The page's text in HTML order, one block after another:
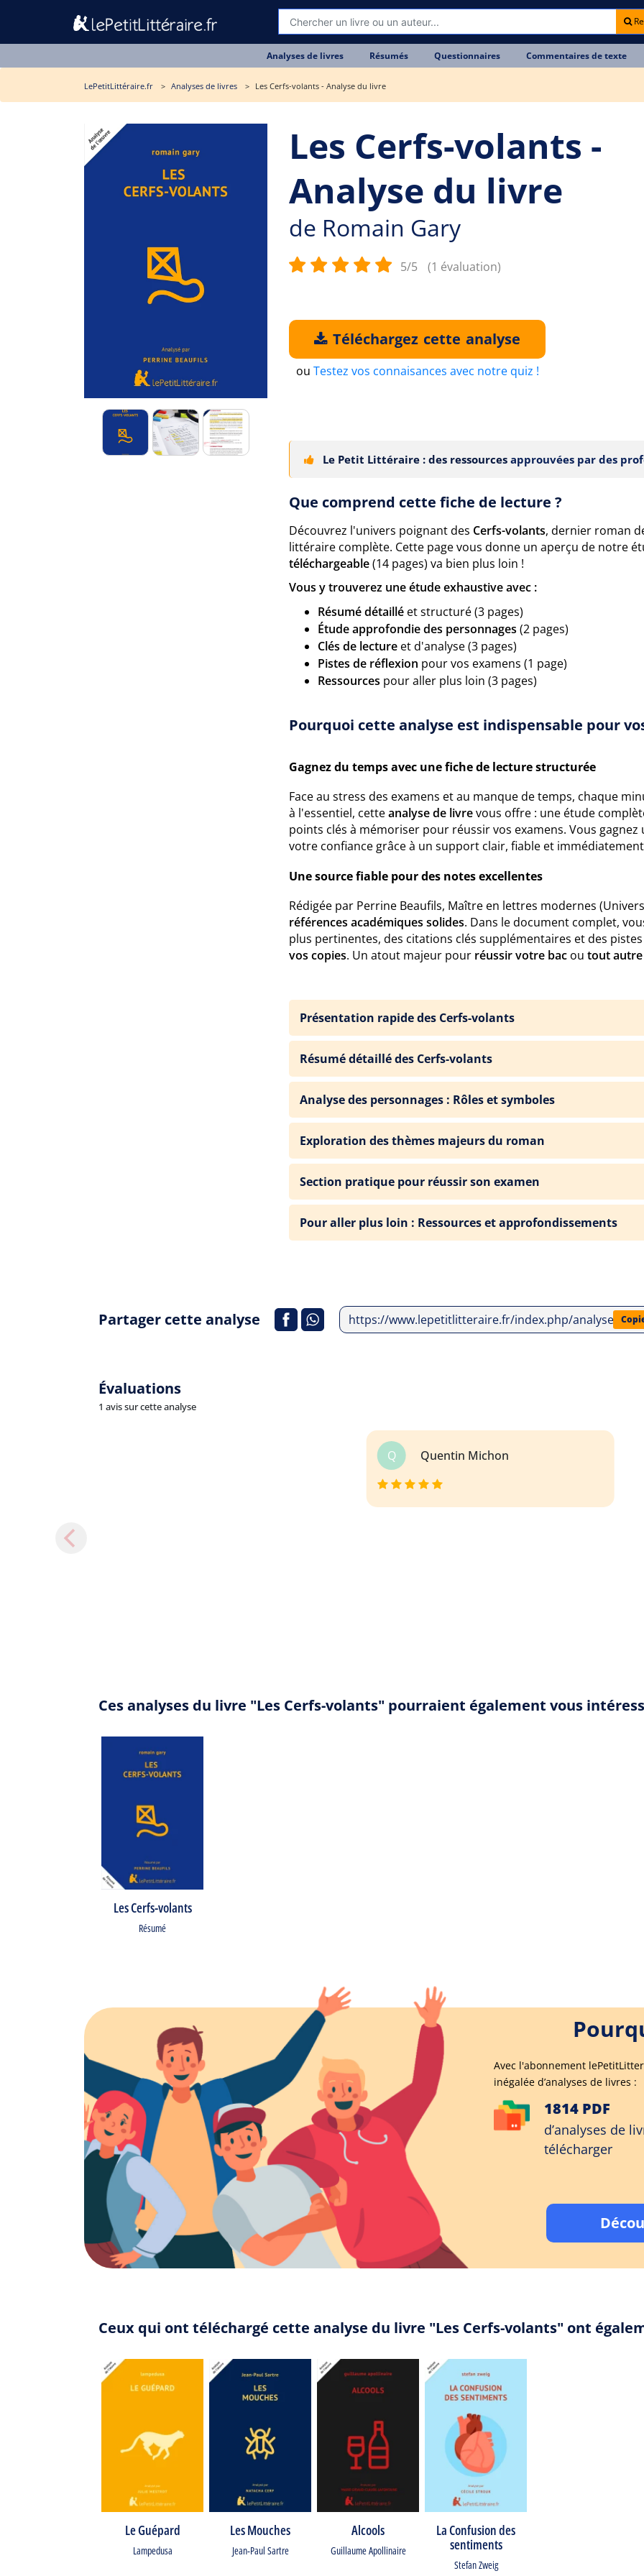
Analyses de livres Résumés Questionnaires Commentaires de texte
LePetitLittéraire.fr Analyses de livres Les Cerfs-volants - Analyse du livre
Les Cerfs-volants -
Analyse du livre
de Romain Gary
5/5 (1 évaluation)
Téléchargez cette analyse
ou Testez vos connaisances avec notre quiz !
Le Petit Littéraire : des ressources approuvées par des
Que comprend cette fiche de lecture ?
Découvrez l'univers poignant des Cerfs-volants, dernier roman
littéraire complète. Cette page vous donne un aperçu de notre
téléchargeable(14 pages) va bien plus loin !
Vous y trouverez une étude exhaustive avec :
Résumé détaillé et structuré (3 pages)
Étude approfondie des personnages (2 pages)
Clés de lecture et d'analyse (3 pages)
Pistes de réflexion pour vos examens (1 page)
Ressources pour aller plus loin (3 pages)
Pourquoi cette analyse est indispensable pour
Gagnez du temps avec une fiche de lecture structurée
Face au stress des examens et au manque de temps, chaque
à l'essentiel, cetteanalyse de livrevous offre : une étude
points clés à mémoriser pour réussir vos examens. Vous
votre confiance grâce à un support clair, fiable et
Une source fiable pour des notes excellentes
Rédigée par Perrine Beaufils, Maître en lettres modernes
références académiques solides. Dans le document complet,
plus pertinentes, des citations clés supplémentaires et des
vos copies. Un atout majeur pour réussir votre bac ou tout
Présentation rapide des Cerfs-volants
Résumé détaillé des Cerfs-volants
Analyse des personnages : Rôles et symboles
Exploration des thèmes majeurs du roman
Section pratique pour réussir son examen
Pour aller plus loin : Ressources et approfondissements
Partager cette analyse https://www.lepetitlitteraire.fr/index.php/analyses-
Évaluations
1 avis sur cette analyse
Q Quentin Michon
Ces analyses du livre "Les Cerfs-volants" pourraient également vous
Les Cerfs-volants
Résumé
Avec l'abonnement
inégalée d’analyses de livres :
1814 PDF
d’analyses de
télécharger
Ceux qui ont téléchargé cette analyse du livre "Les Cerfs-volants" ont
Le Guépard
Lampedusa
Les Mouches
Jean-Paul Sartre
Alcools
Guillaume Apollinaire
La Confusion des
sentiments
Stefan Zweig